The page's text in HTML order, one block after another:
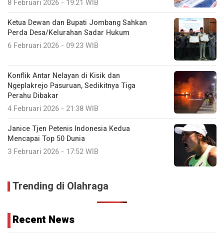
8 Februari 2026 - 19:21 WIB
Ketua Dewan dan Bupati Jombang Sahkan
Perda Desa/Kelurahan Sadar Hukum
6 Februari 2026 - 09:23 WIB
Konflik Antar Nelayan di Kisik dan
Ngeplakrejo Pasuruan, Sedikitnya Tiga
Perahu Dibakar
4 Februari 2026 - 21:38 WIB
Janice Tjen Petenis Indonesia Kedua
Mencapai Top 50 Dunia
3 Februari 2026 - 17:52 WIB
Trending di Olahraga
Recent News